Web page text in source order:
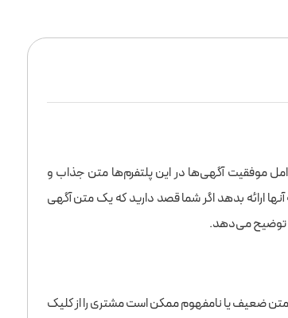
موفقیت آگهی‌ها در این پلتفرم‌ها متن جذاب و
ارائه بدهد اگر شما قصد دارید که یک متن آگهی
توضیح می‌دهد.
ضعیف یا نامفهوم ممکن است مشتری را از کلیک